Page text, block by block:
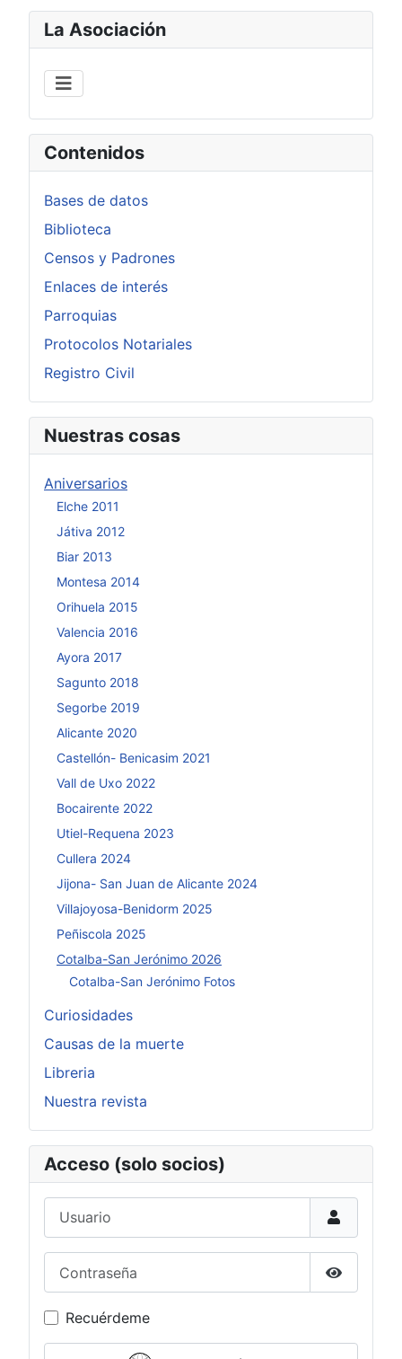
La Asociación
Contenidos
Bases de datos
Biblioteca
Censos y Padrones
Enlaces de interés
Parroquias
Protocolos Notariales
Registro Civil
Nuestras cosas
Aniversarios
Elche 2011
Játiva 2012
Biar 2013
Montesa 2014
Orihuela 2015
Valencia 2016
Ayora 2017
Sagunto 2018
Segorbe 2019
Alicante 2020
Castellón- Benicasim 2021
Vall de Uxo 2022
Bocairente 2022
Utiel-Requena 2023
Cullera 2024
Jijona- San Juan de Alicante 2024
Villajoyosa-Benidorm 2025
Peñiscola 2025
Cotalba-San Jerónimo 2026
Cotalba-San Jerónimo Fotos
Curiosidades
Causas de la muerte
Libreria
Nuestra revista
Acceso (solo socios)
Mostrar
Recuérdeme